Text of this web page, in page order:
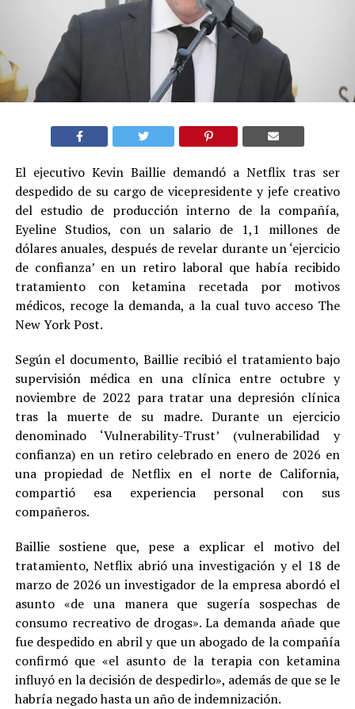
El ejecutivo Kevin Baillie demandó a Netflix tras ser
despedido de su cargo de vicepresidente y jefe creativo
del estudio de producción interno de la compañía,
Eyeline Studios, con un salario de 1,1 millones de
dólares anuales, después de revelar durante un ‘ejercicio
de confianza’ en un retiro laboral que había recibido
tratamiento con ketamina recetada por motivos
médicos, recoge la demanda, a la cual tuvo acceso The
New York Post.
Según el documento, Baillie recibió el tratamiento bajo
supervisión médica en una clínica entre octubre y
noviembre de 2022 para tratar una depresión clínica
tras la muerte de su madre. Durante un ejercicio
denominado ‘Vulnerability-Trust’ (vulnerabilidad y
confianza) en un retiro celebrado en enero de 2026 en
una propiedad de Netflix en el norte de California,
compartió esa experiencia personal con sus
compañeros.
Baillie sostiene que, pese a explicar el motivo del
tratamiento, Netflix abrió una investigación y el 18 de
marzo de 2026 un investigador de la empresa abordó el
asunto «de una manera que sugería sospechas de
consumo recreativo de drogas». La demanda añade que
fue despedido en abril y que un abogado de la compañía
confirmó que «el asunto de la terapia con ketamina
influyó en la decisión de despedirlo», además de que se le
habría negado hasta un año de indemnización.